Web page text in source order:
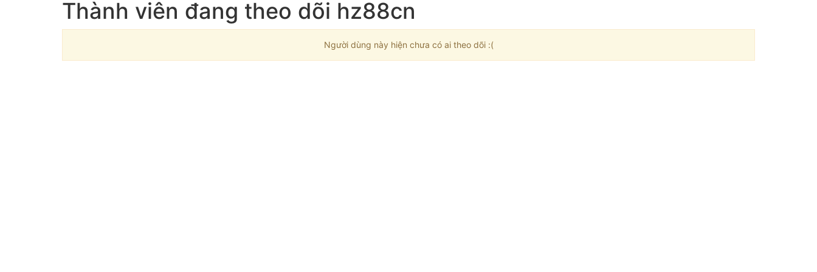
Thành viên đang theo dõi hz88cn
Người dùng này hiện chưa có ai theo dõi :(